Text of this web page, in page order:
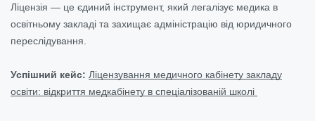
Ліцензія — це єдиний інструмент, який легалізує медика в
освітньому закладі та захищає адміністрацію від юридичного
переслідування.
Успішний кейс: Ліцензування медичного кабінету закладу
освіти: відкриття медкабінету в спеціалізованій школі